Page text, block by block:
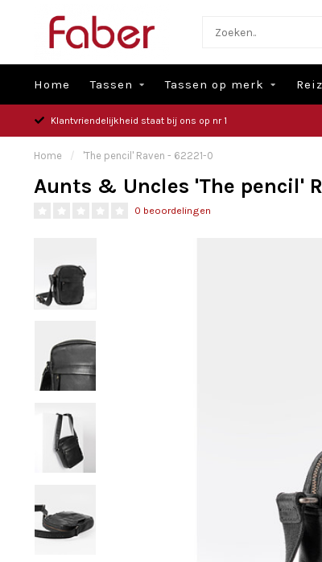
Home Tassen Tassen op merk
Klantvriendelijkheid staat bij ons op nr 1
Home / 'The pencil' Raven - 62221-0
Aunts & Uncles 'The pencil'
0 beoordelingen